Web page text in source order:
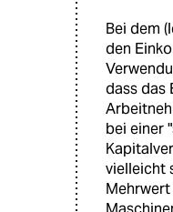
Bei dem
den
dass das
bei einer
vielleicht